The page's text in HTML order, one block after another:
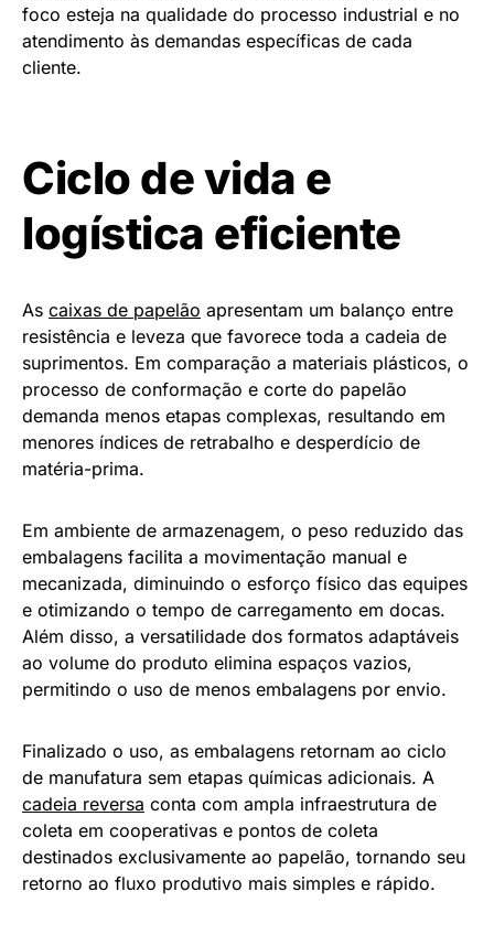
foco esteja na qualidade do processo industrial e no
atendimento às demandas específicas de cada
cliente.
Ciclo de vida e
logística eficiente
As caixas de papelão apresentam um balanço entre
resistência e leveza que favorece toda a cadeia de
suprimentos. Em comparação a materiais plásticos, o
processo de conformação e corte do papelão
demanda menos etapas complexas, resultando em
menores índices de retrabalho e desperdício de
matéria-prima.
Em ambiente de armazenagem, o peso reduzido das
embalagens facilita a movimentação manual e
mecanizada, diminuindo o esforço físico das equipes
e otimizando o tempo de carregamento em docas.
Além disso, a versatilidade dos formatos adaptáveis
ao volume do produto elimina espaços vazios,
permitindo o uso de menos embalagens por envio.
Finalizado o uso, as embalagens retornam ao ciclo
de manufatura sem etapas químicas adicionais. A
cadeia reversa conta com ampla infraestrutura de
coleta em cooperativas e pontos de coleta
destinados exclusivamente ao papelão, tornando seu
retorno ao fluxo produtivo mais simples e rápido.